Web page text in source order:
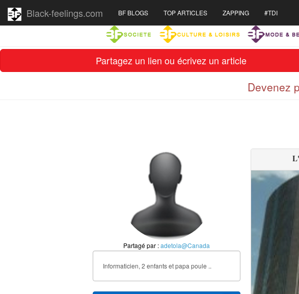
Partagez un lien ou écrivez un article
Black-feelings.com BF BLOGS TOP ARTICLES ZAPPING #TDI
Devenez
Partagé par :adetola@Canada
Informaticien, 2 enfants et papa poule ..